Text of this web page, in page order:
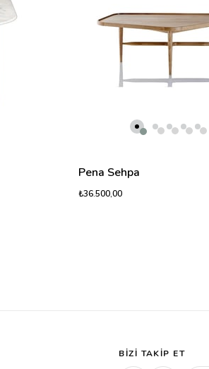
Pena Sehpa
₺36.500,00
BIZI TAKIP ET